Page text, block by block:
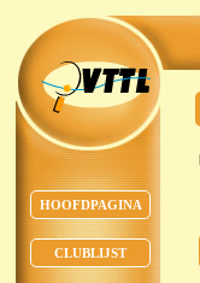
HOOFDPAGINA
CLUBLIJST